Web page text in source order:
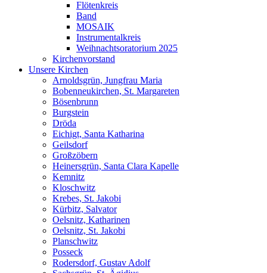
Flötenkreis
Band
MOSAIK
Instrumentalkreis
Weihnachtsoratorium 2025
Kirchenvorstand
Unsere Kirchen
Arnoldsgrün, Jungfrau Maria
Bobenneukirchen, St. Margareten
Bösenbrunn
Burgstein
Dröda
Eichigt, Santa Katharina
Geilsdorf
Großzöbern
Heinersgrün, Santa Clara Kapelle
Kemnitz
Kloschwitz
Krebes, St. Jakobi
Kürbitz, Salvator
Oelsnitz, Katharinen
Oelsnitz, St. Jakobi
Planschwitz
Posseck
Rodersdorf, Gustav Adolf